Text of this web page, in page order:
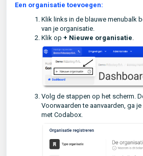
Een organisatie toevoegen:
Klik links in de blauwe menubalk
van je organisatie.
Klik op + Nieuwe organisatie.
Volg de stappen op het scherm.
Voorwaarden te aanvaarden, ga
met Codabox.